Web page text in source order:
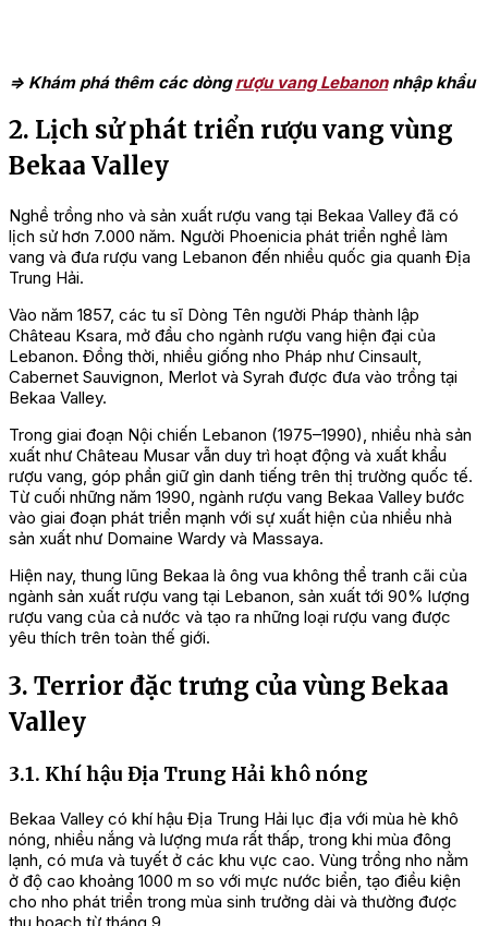
=> Khám phá thêm các dòngrượu vang Lebanonnhập khẩu
2. Lịch sử phát triển rượu vang vùng
Bekaa Valley
Nghề trồng nho và sản xuất rượu vang tại Bekaa Valley đã có
lịch sử hơn 7.000 năm. Người Phoenicia phát triển nghề làm
vang và đưa rượu vang Lebanon đến nhiều quốc gia quanh Địa
Trung Hải.
Vào năm 1857, các tu sĩ Dòng Tên người Pháp thành lập
Château Ksara, mở đầu cho ngành rượu vang hiện đại của
Lebanon. Đồng thời, nhiều giống nho Pháp như Cinsault,
Cabernet Sauvignon, Merlot và Syrah được đưa vào trồng tại
Bekaa Valley.
Trong giai đoạn Nội chiến Lebanon (1975–1990), nhiều nhà sản
xuất như Château Musar vẫn duy trì hoạt động và xuất khẩu
rượu vang, góp phần giữ gìn danh tiếng trên thị trường quốc tế.
Từ cuối những năm 1990, ngành rượu vang Bekaa Valley bước
vào giai đoạn phát triển mạnh với sự xuất hiện của nhiều nhà
sản xuất như Domaine Wardy và Massaya.
Hiện nay, thung lũng Bekaa là ông vua không thể tranh cãi của
ngành sản xuất rượu vang tại Lebanon, sản xuất tới 90% lượng
rượu vang của cả nước và tạo ra những loại rượu vang được
yêu thích trên toàn thế giới.
3. Terrior đặc trưng của vùng Bekaa
Valley
3.1. Khí hậu Địa Trung Hải khô nóng
Bekaa Valley có khí hậu Địa Trung Hải lục địa với mùa hè khô
nóng, nhiều nắng và lượng mưa rất thấp, trong khi mùa đông
lạnh, có mưa và tuyết ở các khu vực cao. Vùng trồng nho nằm
ở độ cao khoảng 1000 m so với mực nước biển, tạo điều kiện
cho nho phát triển trong mùa sinh trưởng dài và thường được